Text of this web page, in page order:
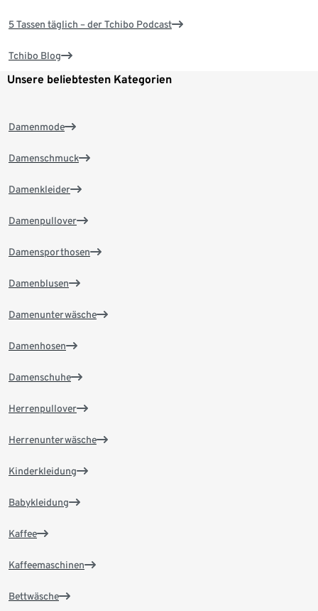
5 Tassen täglich – der Tchibo Podcast
Tchibo Blog
Unsere beliebtesten Kategorien
Damenmode
Damenschmuck
Damenkleider
Damenpullover
Damensporthosen
Damenblusen
Damenunterwäsche
Damenhosen
Damenschuhe
Herrenpullover
Herrenunterwäsche
Kinderkleidung
Babykleidung
Kaffee
Kaffeemaschinen
Bettwäsche